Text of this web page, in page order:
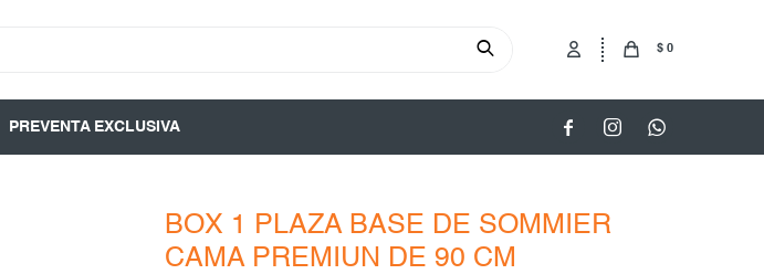
PREVENTA EXCLUSIVA
$ 0
  
BOX 1 PLAZA BASE DE SOMMIER
CAMA PREMIUN DE 90 CM